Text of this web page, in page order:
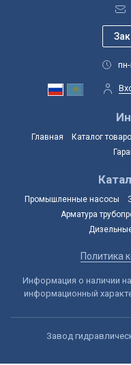
Главная Каталог
Промышленные насосы
Арматура
Политика
Информация о наличии
информационный
Завод